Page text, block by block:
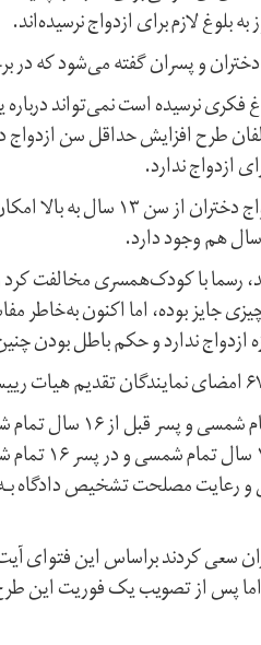
بلوغ لازم برای ازدواج نرسیده‌اند.
و پسران گفته می‌شود که در
نرسیده است نمی‌تواند
طرح افزایش حداقل سن ازدواج
طبق قانون جمهوری اسلامی ایران، در
رسما با کودک‌همسری مخالفت
بوده، اما اکنون به‌خاطر
ازدواج ندارد و حکم باطل بودن
طبق طرح ارائه‌شده، عقد
ماده نیز تاکید
۱۸ سال منوط به اذن ولی و رعایت مصلحت
کردند براساس این فتوای
پس از تصویب یک فوریت این